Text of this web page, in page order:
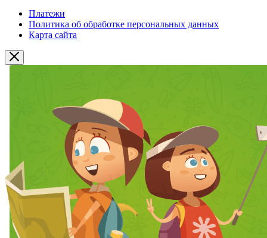
Платежи
Политика об обработке персональных данных
Карта сайта